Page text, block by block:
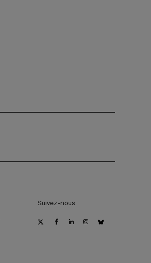
Suivez-nous